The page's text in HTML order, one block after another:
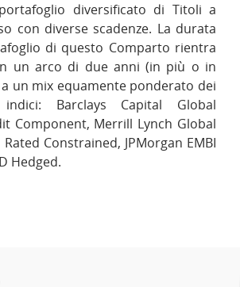
diversificato di Titoli a
con diverse scadenze. La durata
di questo Comparto rientra
un arco di due anni (in più o in
un mix equamente ponderato dei
Barclays Capital Global
Component, Merrill Lynch Global
Rated Constrained, JPMorgan EMBI
Hedged.